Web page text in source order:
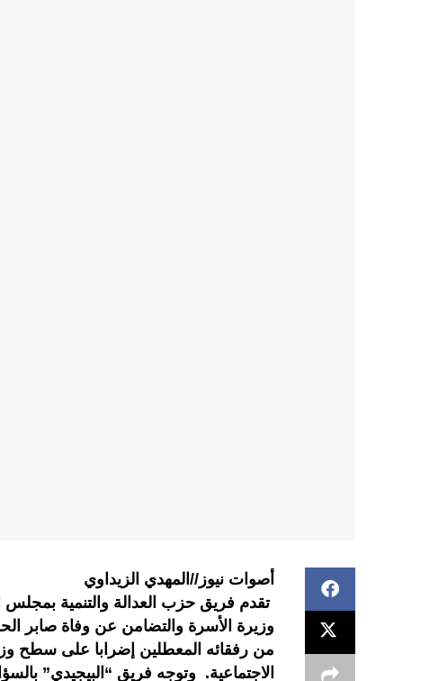
أصوات نيوز//المهدي الزيداوي
تقدم فريق حزب العدالة والتنمية
من رفقائه المعطلين إضرابا على سطح
الاجتماعية. وتوجه فريق “البيجيدي”